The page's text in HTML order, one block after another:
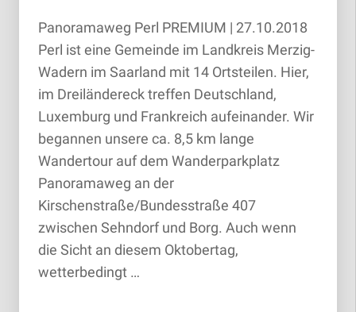
Panoramaweg Perl PREMIUM | 27.10.2018
Perl ist eine Gemeinde im Landkreis Merzig-
Wadern im Saarland mit 14 Ortsteilen. Hier,
im Dreiländereck treffen Deutschland,
Luxemburg und Frankreich aufeinander. Wir
begannen unsere ca. 8,5 km lange
Wandertour auf dem Wanderparkplatz
Panoramaweg an der
Kirschenstraße/Bundesstraße 407
zwischen Sehndorf und Borg. Auch wenn
die Sicht an diesem Oktobertag,
wetterbedingt …